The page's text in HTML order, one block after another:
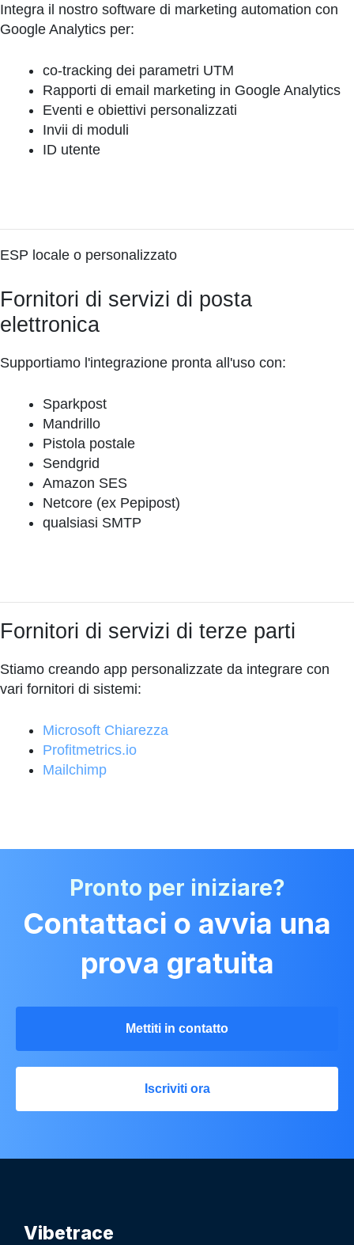
Integra il nostro software di marketing automation con
Google Analytics per:
co-tracking dei parametri UTM
Rapporti di email marketing in Google Analytics
Eventi e obiettivi personalizzati
Invii di moduli
ID utente
ESP locale o personalizzato
Fornitori di servizi di posta
elettronica
Supportiamo l'integrazione pronta all'uso con:
Sparkpost
Mandrillo
Pistola postale
Sendgrid
Amazon SES
Netcore (ex Pepipost)
qualsiasi SMTP
Fornitori di servizi di terze parti
Stiamo creando app personalizzate da integrare con
vari fornitori di sistemi:
Microsoft Chiarezza
Profitmetrics.io
Mailchimp
Pronto per iniziare?
Contattaci o avvia una
prova gratuita
Mettiti in contatto
Iscriviti ora
Vibetrace